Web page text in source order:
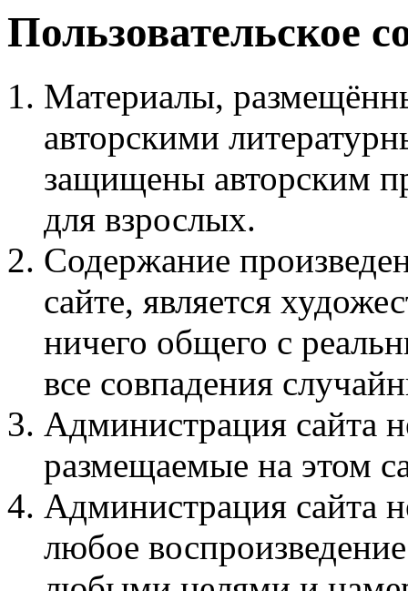
Пользовательское
Материалы,
авторскими
защищены авторским
для взрослых.
Содержание
сайте, является
ничего общего с
все совпадения
Администрация сайта
размещаемые на этом
Администрация сайта
любое